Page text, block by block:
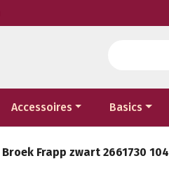
Accessoires Basics
Broek Frapp zwart 2661730 104